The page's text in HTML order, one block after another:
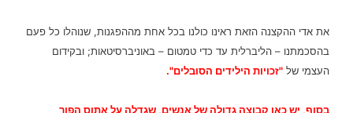
את אדי ההקצנה הזאת ראינו כולנו בכל אחת מההפגנות, שנוהלו כל פעם
בהסכמתנו – הליברלית עד כדי טמטום – באוניברסיטאות; ובקידום
העצמי של "זכויות הילידים הסובלים".
בסוף, יש כאן קבוצה גדולה של אנשים, שגדלה על אתוס הפוך